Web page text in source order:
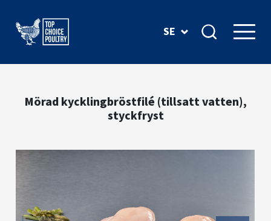
SE
Mörad kycklingbröstfilé (tillsatt vatten),
styckfryst